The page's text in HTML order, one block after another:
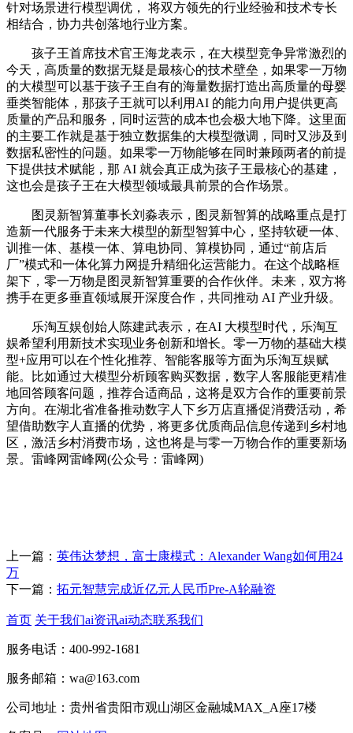
针对场景进行模型调优， 将双方领先的行业经验和技术专长
相结合，协力共创落地行业方案。
孩子王首席技术官王海龙表示，在大模型竞争异常激烈的
今天，高质量的数据无疑是最核心的技术壁垒，如果零一万物
的大模型可以基于孩子王自有的海量数据打造出高质量的母婴
垂类智能体，那孩子王就可以利用AI 的能力向用户提供更高
质量的产品和服务，同时运营的成本也会极大地下降。这里面
的主要工作就是基于独立数据集的大模型微调，同时又涉及到
数据私密性的问题。如果零一万物能够在同时兼顾两者的前提
下提供技术赋能，那 AI 就会真正成为孩子王最核心的基建，
这也会是孩子王在大模型领域最具前景的合作场景。
图灵新智算董事长刘淼表示，图灵新智算的战略重点是打
造新一代服务于未来大模型的新型智算中心，坚持软硬一体、
训推一体、基模一体、算电协同、算模协同，通过“前店后
厂”模式和一体化算力网提升精细化运营能力。在这个战略框
架下，零一万物是图灵新智算重要的合作伙伴。未来，双方将
携手在更多垂直领域展开深度合作，共同推动 AI 产业升级。
乐淘互娱创始人陈建武表示，在AI 大模型时代，乐淘互
娱希望利用新技术实现业务创新和增长。零一万物的基础大模
型+应用可以在个性化推荐、智能客服等方面为乐淘互娱赋
能。比如通过大模型分析顾客购买数据，数字人客服能更精准
地回答顾客问题，推荐合适商品，这将是双方合作的重要前景
方向。在湖北省准备推动数字人下乡万店直播促消费活动，希
望借助数字人直播的优势，将更多优质商品信息传递到乡村地
区，激活乡村消费市场，这也将是与零一万物合作的重要新场
景。雷峰网雷峰网(公众号：雷峰网)
上一篇： 英伟达梦想，富士康模式：Alexander Wang如何用24
万
下一篇： 拓元智慧完成近亿元人民币Pre-A轮融资
首页 关于我们ai资讯ai动态联系我们
服务电话：400-992-1681
服务邮箱：wa@163.com
公司地址：贵州省贵阳市观山湖区金融城MAX_A座17楼